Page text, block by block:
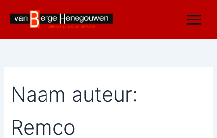
inhoud
Naam auteur:
Remco